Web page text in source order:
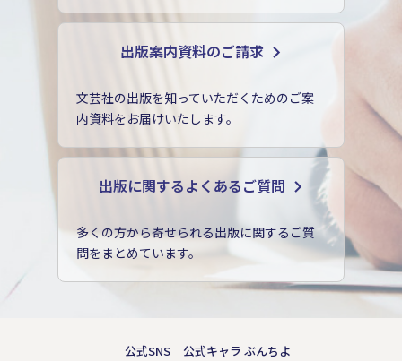
出版案内資料のご請求
文芸社の出版を知っていただくためのご案
内資料をお届けいたします。
出版に関するよくあるご質問
多くの方から寄せられる出版に関するご質
問をまとめています。
公式SNS 公式キャラ ぶんちよ